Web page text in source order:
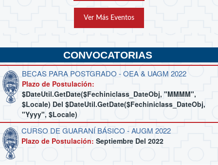
Ver Más Eventos
CONVOCATORIAS
BECAS PARA POSTGRADO - OEA & UAGM 2022
Plazo de Postulación:
$dateUtil.getDate($fechiniclass_DateObj, "MMMM",
$locale) Del $dateUtil.getDate($fechiniclass_DateObj,
"yyyy", $locale)
CURSO DE GUARANÍ BÁSICO - AUGM 2022
Plazo de Postulación: Septiembre Del 2022